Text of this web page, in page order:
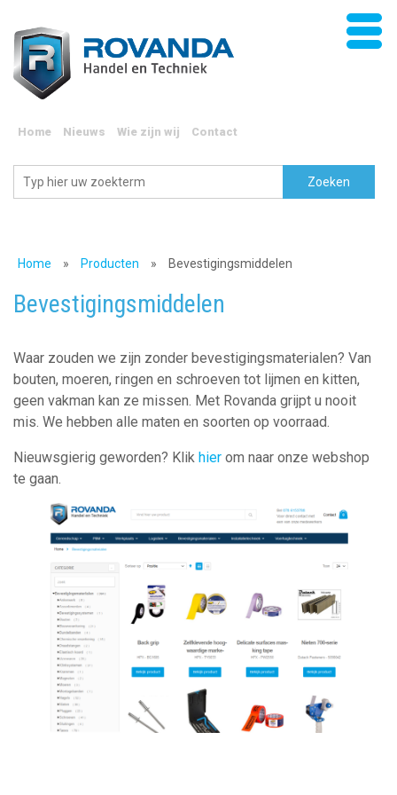
Home Nieuws Wie zijn wij Contact
Home » Producten » Bevestigingsmiddelen
Bevestigingsmiddelen
Waar zouden we zijn zonder bevestigingsmaterialen? Van
bouten, moeren, ringen en schroeven tot lijmen en kitten,
geen vakman kan ze missen. Met Rovanda grijpt u nooit
mis. We hebben alle maten en soorten op voorraad.
Nieuwsgierig geworden? Klik hier om naar onze webshop
te gaan.